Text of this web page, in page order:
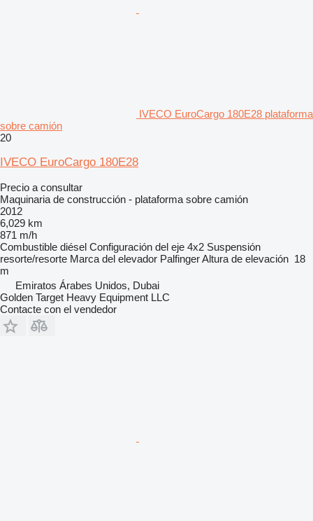
IVECO EuroCargo 180E28 plataforma
sobre camión
20
IVECO EuroCargo 180E28
Precio a consultar
Maquinaria de construcción - plataforma sobre camión
2012
6,029 km
871 m/h
Combustible diésel Configuración del eje 4x2 Suspensión
resorte/resorte Marca del elevador PalfingerAltura de elevación 18
m
Emiratos Árabes Unidos, Dubai
Golden Target Heavy Equipment LLC
Contacte con el vendedor